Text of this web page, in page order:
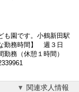
も園です。小鶴新田駅
勤務時間】 週３日
務（休憩１時間）
関連求人情報